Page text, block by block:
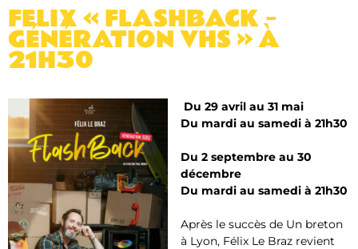
FELIX « FLASHBACK –
GÉNÉRATION VHS » À
21H30
Du 29 avril au 31 mai
Du mardi au samedi à 21h30
Du 2 septembre au 30
décembre
Du mardi au samedi à 21h30
Après le succès de Un breton
à Lyon, Félix Le Braz revient